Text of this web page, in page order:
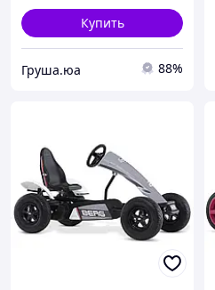
Купить
Груша.юа 88%